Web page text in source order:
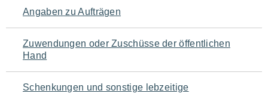
Angaben zu Aufträgen
Zuwendungen oder Zuschüsse der öffentlichen
Hand
Schenkungen und sonstige lebzeitige